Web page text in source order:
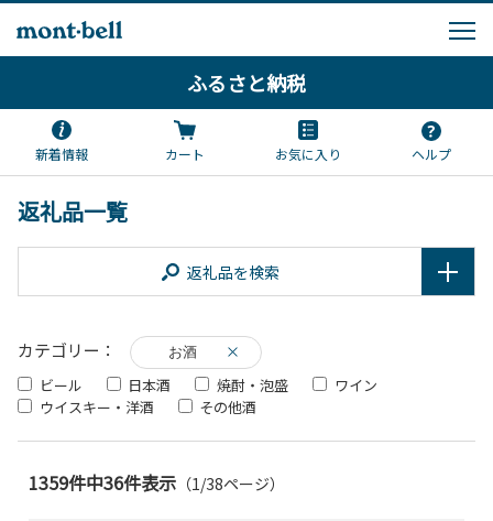
ふるさと納税
新着情報 カート お気に入り ヘルプ
返礼品一覧
返礼品を検索
カテゴリー： お酒
ビール 日本酒 焼酎・泡盛
ワイン
ウイスキー・洋酒
その他酒
1359件中36件表示 （1/38ページ）